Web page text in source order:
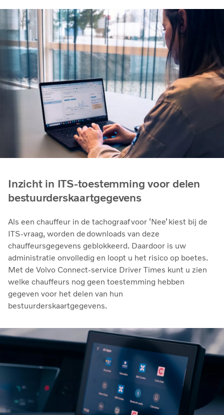
Inzicht in ITS-toestemming voor delen
bestuurderskaartgegevens
Als een chauffeur in de tachograaf voor ‘Nee’ kiest bij de
ITS-vraag, worden de downloads van deze
chauffeursgegevens geblokkeerd. Daardoor is uw
administratie onvolledig en loopt u het risico op boetes.
Met de Volvo Connect-service Driver Times kunt u zien
welke chauffeurs nog geen toestemming hebben
gegeven voor het delen van hun
bestuurderskaartgegevens.